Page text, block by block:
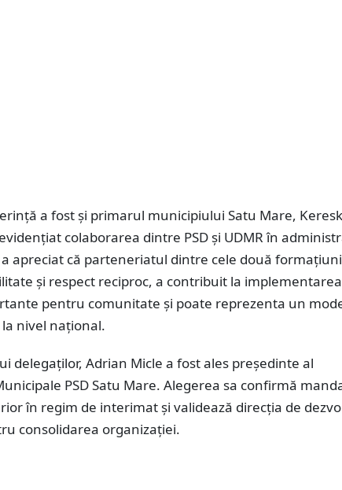
a fost și primarul municipiului Satu Mare,
colaborarea dintre PSD și UDMR în
a apreciat că parteneriatul dintre cele două
și respect reciproc, a contribuit la
pentru comunitate și poate reprezenta un
nivel național.
delegaților, Adrian Micle a fost ales președinte al
PSD Satu Mare. Alegerea sa confirmă
în regim de interimat și validează direcția de
consolidarea organizației.